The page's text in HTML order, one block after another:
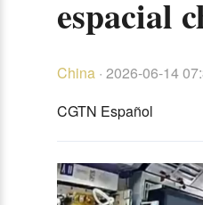
espacial
China · 2026-06-14
CGTN Español